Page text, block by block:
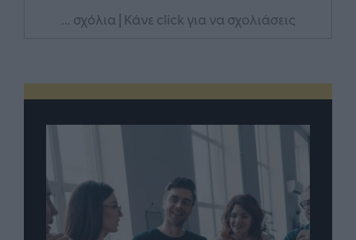
... σχόλια | Κάνε click για να σχολιάσεις